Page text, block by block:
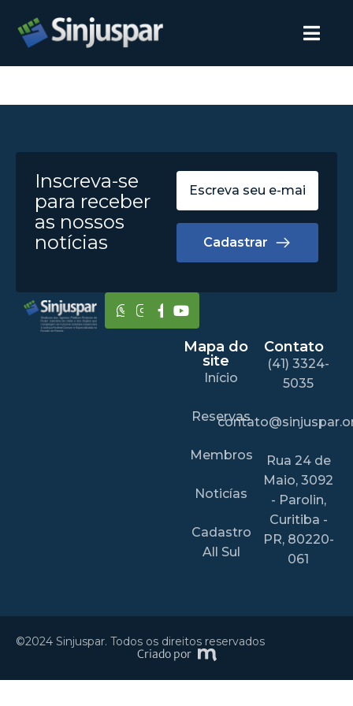
Inscreva-se
para receber
as nossos
notícias
Cadastrar
Mapa do
site
Início
Reservas
Membros
Noticías
Cadastro
All Sul
Contato
(41) 3324-
5035
Rua 24 de
Maio, 3092
- Parolin,
Curitiba -
PR, 80220-
061
©2024 Sinjuspar. Todos os direitos reservados
Criado por